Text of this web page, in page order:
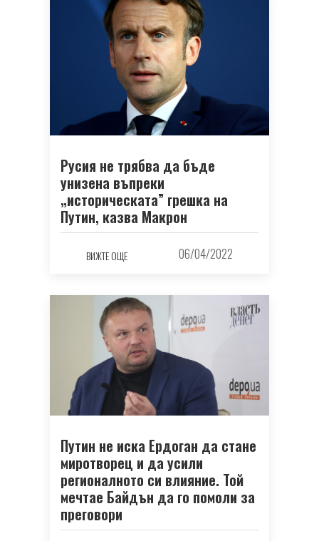
Русия не трябва да бъде
унизена въпреки
„историческата” грешка на
Путин, казва Макрон
ВИЖТЕ ОЩЕ 06/04/2022
Путин не иска Ердоган да стане
миротворец и да усили
регионалното си влияние. Той
мечтае Байдън да го помоли за
преговори